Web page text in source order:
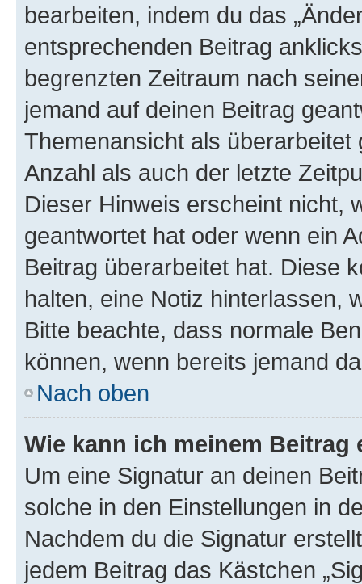
bearbeiten, indem du das
entsprechenden Beitrag
begrenzten Zeitraum nach
jemand auf deinen Beitrag
Themenansicht als
Anzahl als auch der letzte
Dieser Hinweis erscheint nicht,
geantwortet hat oder wenn ein
Beitrag überarbeitet hat. Diese
halten, eine Notiz hinterlassen,
Bitte beachte, dass normale
können, wenn bereits jemand
Nach oben
Wie kann ich meinem
Um eine Signatur an deinen
solche in den Einstellungen in
Nachdem du die Signatur
jedem Beitrag das Kästchen